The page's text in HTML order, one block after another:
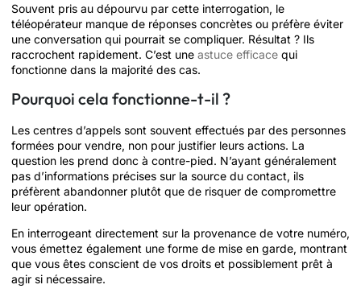
Souvent pris au dépourvu par cette interrogation, le
téléopérateur manque de réponses concrètes ou préfère éviter
une conversation qui pourrait se compliquer. Résultat ? Ils
raccrochent rapidement. C’est une astuce efficace qui
fonctionne dans la majorité des cas.
Pourquoi cela fonctionne-t-il ?
Les centres d’appels sont souvent effectués par des personnes
formées pour vendre, non pour justifier leurs actions. La
question les prend donc à contre-pied. N’ayant généralement
pas d’informations précises sur la source du contact, ils
préfèrent abandonner plutôt que de risquer de compromettre
leur opération.
En interrogeant directement sur la provenance de votre numéro,
vous émettez également une forme de mise en garde, montrant
que vous êtes conscient de vos droits et possiblement prêt à
agir si nécessaire.